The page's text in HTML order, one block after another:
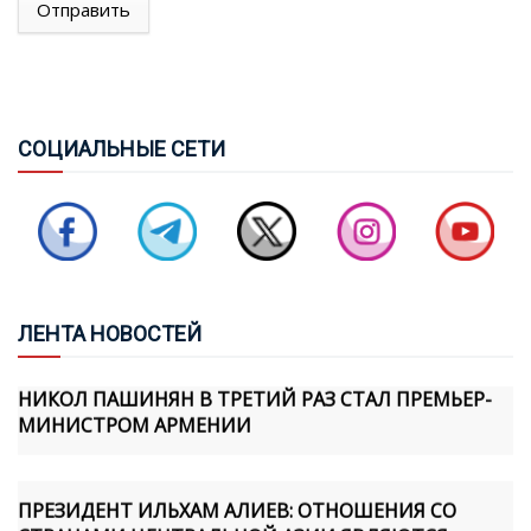
Отправить
СОЦИАЛЬНЫЕ СЕТИ
ЛЕНТА НОВОСТЕЙ
АССАМБЛЕИ КОРСИКИ, СВЯЗАННУЮ С Т.Н.
"АРЦАХОМ"
СЕРЬЕЗНОЙ УГРОЗОЙ ДЛЯ АЗЕРБАЙДЖАНА
ПОЧЕМУ ВИЗИТ ПРЕЗИДЕНТА ИЛЬХАМА АЛИЕВА В
КЫРГЫЗСТАН СТАЛ СОБЫТИЕМ СТРАТЕГИЧЕСКОГО
МИНИСТРОМ АРМЕНИИ
СТРАНАМИ ЦЕНТРАЛЬНОЙ АЗИИ ЯВЛЯЮТСЯ